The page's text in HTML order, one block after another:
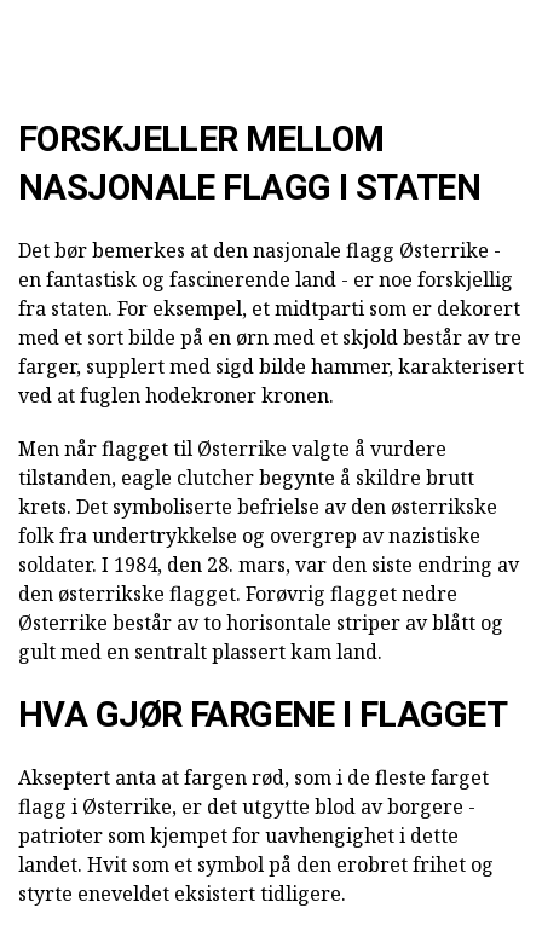
FORSKJELLER MELLOM
NASJONALE FLAGG I STATEN
Det bør bemerkes at den nasjonale flagg Østerrike -
en fantastisk og fascinerende land - er noe forskjellig
fra staten. For eksempel, et midtparti som er dekorert
med et sort bilde på en ørn med et skjold består av tre
farger, supplert med sigd bilde hammer, karakterisert
ved at fuglen hodekroner kronen.
Men når flagget til Østerrike valgte å vurdere
tilstanden, eagle clutcher begynte å skildre brutt
krets. Det symboliserte befrielse av den østerrikske
folk fra undertrykkelse og overgrep av nazistiske
soldater. I 1984, den 28. mars, var den siste endring av
den østerrikske flagget. Forøvrig flagget nedre
Østerrike består av to horisontale striper av blått og
gult med en sentralt plassert kam land.
HVA GJØR FARGENE I FLAGGET
Akseptert anta at fargen rød, som i de fleste farget
flagg i Østerrike, er det utgytte blod av borgere -
patrioter som kjempet for uavhengighet i dette
landet. Hvit som et symbol på den erobret frihet og
styrte eneveldet eksistert tidligere.